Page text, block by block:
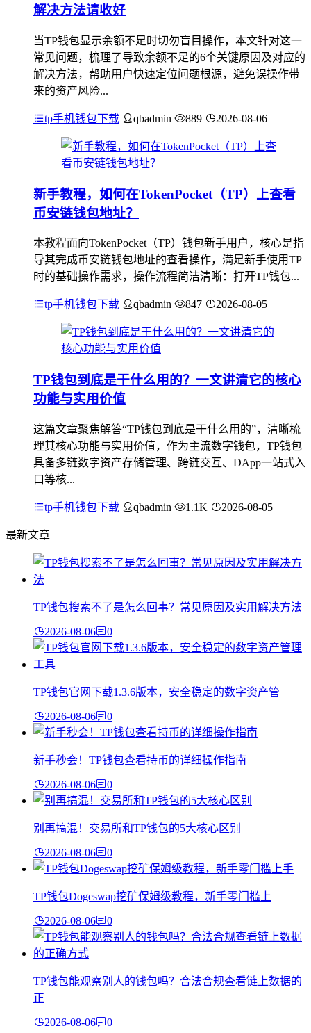
解决方法请收好
当TP钱包显示余额不足时切勿盲目操作，本文针对这一
常见问题，梳理了导致余额不足的6个关键原因及对应的
解决方法，帮助用户快速定位问题根源，避免误操作带
来的资产风险...
tp手机钱包下载 qbadmin 889 2026-08-06
新手教程，如何在TokenPocket（TP）上查看
币安链钱包地址？
本教程面向TokenPocket（TP）钱包新手用户，核心是指
导其完成币安链钱包地址的查看操作，满足新手使用TP
时的基础操作需求，操作流程简洁清晰：打开TP钱包...
tp手机钱包下载 qbadmin 847 2026-08-05
TP钱包到底是干什么用的？一文讲清它的核心
功能与实用价值
这篇文章聚焦解答“TP钱包到底是干什么用的”，清晰梳
理其核心功能与实用价值，作为主流数字钱包，TP钱包
具备多链数字资产存储管理、跨链交互、DApp一站式入
口等核...
tp手机钱包下载 qbadmin 1.1K 2026-08-05
最新文章
TP钱包搜索不了是怎么回事？常见原因及实用解决方法
2026-08-06 0
TP钱包官网下载1.3.6版本，安全稳定的数字资产管
2026-08-06 0
新手秒会！TP钱包查看持币的详细操作指南
2026-08-06 0
别再搞混！交易所和TP钱包的5大核心区别
2026-08-06 0
TP钱包Dogeswap挖矿保姆级教程，新手零门槛上
2026-08-06 0
TP钱包能观察别人的钱包吗？合法合规查看链上数据的
正
2026-08-06 0